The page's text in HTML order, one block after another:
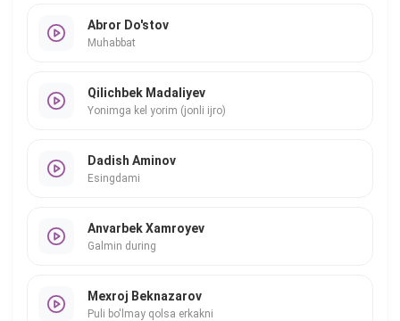
Abror Do'stov
Muhabbat
Qilichbek Madaliyev
Yonimga kel yorim (jonli ijro)
Dadish Aminov
Esingdami
Anvarbek Xamroyev
Galmin during
Mexroj Beknazarov
Puli bo'lmay qolsa erkakni